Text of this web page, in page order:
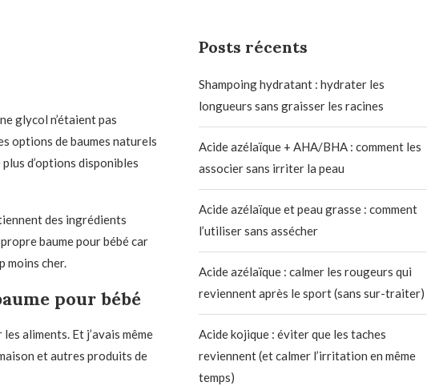
glycol n’étaient pas
options de baumes naturels
d’options disponibles
des ingrédients
baume pour bébé car
moins cher.
pour bébé
aliments. Et j’avais même
et autres produits de
Posts récents
Shampoing hydratant : hydrater les
longueurs sans graisser les racines
Acide azélaïque + AHA/BHA : comment les
associer sans irriter la peau
Acide azélaïque et peau grasse : comment
l’utiliser sans assécher
Acide azélaïque : calmer les rougeurs qui
reviennent après le sport (sans sur-traiter)
Acide kojique : éviter que les taches
reviennent (et calmer l’irritation en même
temps)